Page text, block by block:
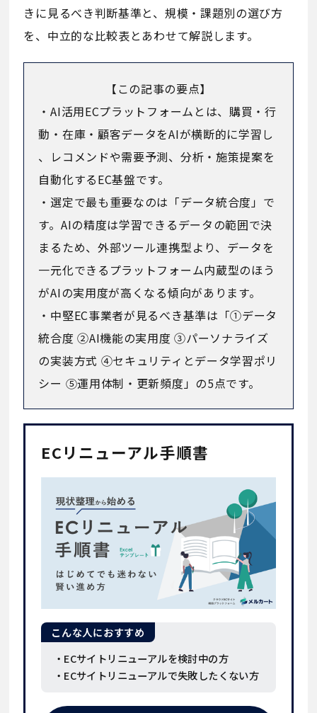
きに見るべき判断基準と、規模・課題別の選び方
を、中立的な比較表とあわせて解説します。
【この記事の要点】
・AI活用ECプラットフォームとは、購買・行
動・在庫・顧客データをAIが横断的に学習し
、レコメンドや需要予測、分析・施策提案を
自動化するEC基盤です。
・選定で最も重要なのは「データ統合度」で
す。AIの精度は学習できるデータの範囲で決
まるため、外部ツール連携型より、データを
一元化できるプラットフォーム内蔵型のほう
がAIの実用度が高くなる傾向があります。
・中堅EC事業者が見るべき基準は「①データ
統合度 ②AI機能の実用度 ③パーソナライズ
の実装方式 ④セキュリティとデータ学習ポリ
シー ⑤運用体制・更新頻度」の5点です。
ECリニューアル手順書
こんな人におすすめ
・ECサイトリニューアルを検討中の方
・ECサイトリニューアルで失敗したくない方